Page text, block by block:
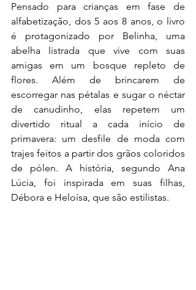
Pensado para crianças em fase de
alfabetização, dos 5 aos 8 anos, o livro
é protagonizado por Belinha, uma
abelha listrada que vive com suas
amigas em um bosque repleto de
flores. Além de brincarem de
escorregar nas pétalas e sugar o néctar
de canudinho, elas repetem um
divertido ritual a cada início de
primavera: um desfile de moda com
trajes feitos a partir dos grãos coloridos
de pólen. A história, segundo Ana
Lúcia, foi inspirada em suas filhas,
Débora e Heloísa, que são estilistas.